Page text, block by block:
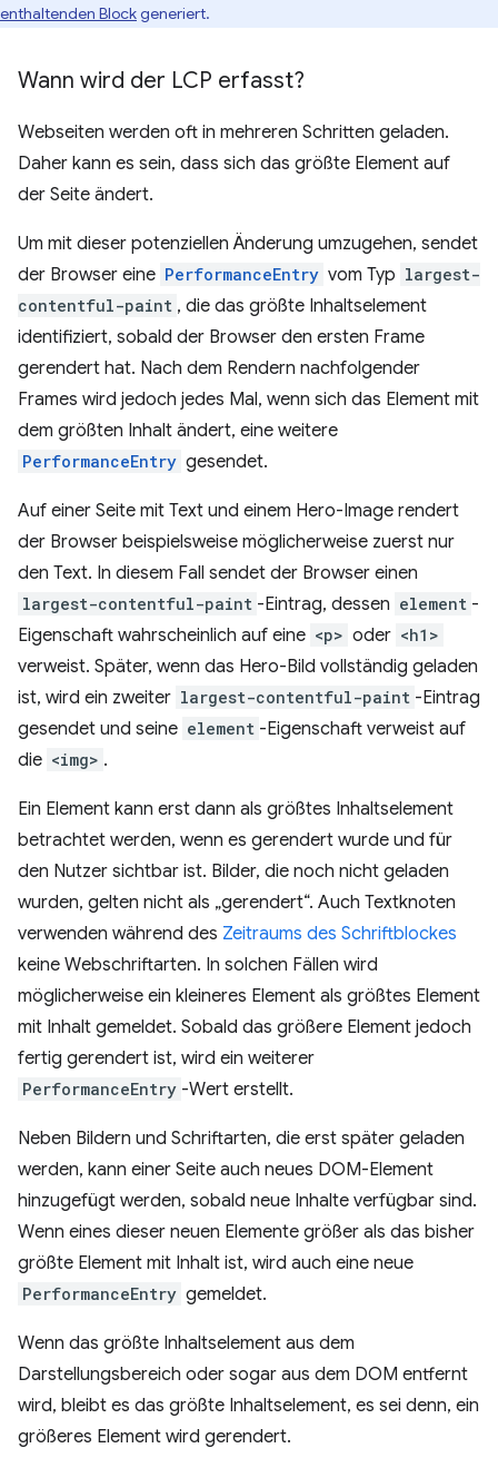
enthaltenden Blockgeneriert.
Wann wird der LCP erfasst?
Webseiten werden oft in mehreren Schritten geladen.
Daher kann es sein, dass sich das größte Element auf
der Seite ändert.
Um mit dieser potenziellen Änderung umzugehen, sendet
der Browser eine PerformanceEntry vom Typ largest-
contentful-paint , die das größte Inhaltselement
identifiziert, sobald der Browser den ersten Frame
gerendert hat. Nach dem Rendern nachfolgender
Frames wird jedoch jedes Mal, wenn sich das Element mit
dem größten Inhalt ändert, eine weitere
PerformanceEntry gesendet.
Auf einer Seite mit Text und einem Hero-Image rendert
der Browser beispielsweise möglicherweise zuerst nur
den Text. In diesem Fall sendet der Browser einen
largest-contentful-paint -Eintrag, dessen element -
Eigenschaft wahrscheinlich auf eine <p> oder <h1>
verweist. Später, wenn das Hero-Bild vollständig geladen
ist, wird ein zweiter largest-contentful-paint -Eintrag
gesendet und seine element -Eigenschaft verweist auf
die <img> .
Ein Element kann erst dann als größtes Inhaltselement
betrachtet werden, wenn es gerendert wurde und für
den Nutzer sichtbar ist. Bilder, die noch nicht geladen
wurden, gelten nicht als „gerendert“. Auch Textknoten
verwenden während des Zeitraums des Schriftblockes
keine Webschriftarten. In solchen Fällen wird
möglicherweise ein kleineres Element als größtes Element
mit Inhalt gemeldet. Sobald das größere Element jedoch
fertig gerendert ist, wird ein weiterer
PerformanceEntry -Wert erstellt.
Neben Bildern und Schriftarten, die erst später geladen
werden, kann einer Seite auch neues DOM-Element
hinzugefügt werden, sobald neue Inhalte verfügbar sind.
Wenn eines dieser neuen Elemente größer als das bisher
größte Element mit Inhalt ist, wird auch eine neue
PerformanceEntry gemeldet.
Wenn das größte Inhaltselement aus dem
Darstellungsbereich oder sogar aus dem DOM entfernt
wird, bleibt es das größte Inhaltselement, es sei denn, ein
größeres Element wird gerendert.